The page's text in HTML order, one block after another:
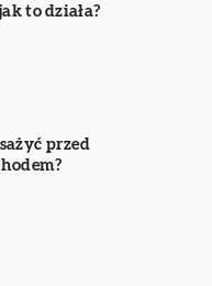
to działa?
przed